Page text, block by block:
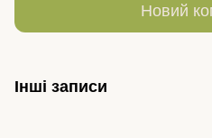
Новий
Інші записи